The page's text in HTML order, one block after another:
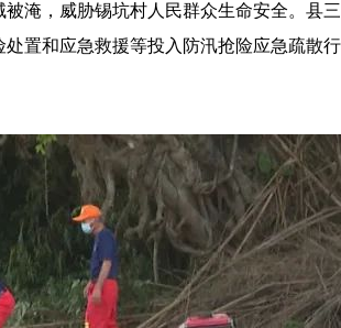
淹，威胁锡坑村人民群众生命安全。县
置和应急救援等投入防汛抢险应急疏散